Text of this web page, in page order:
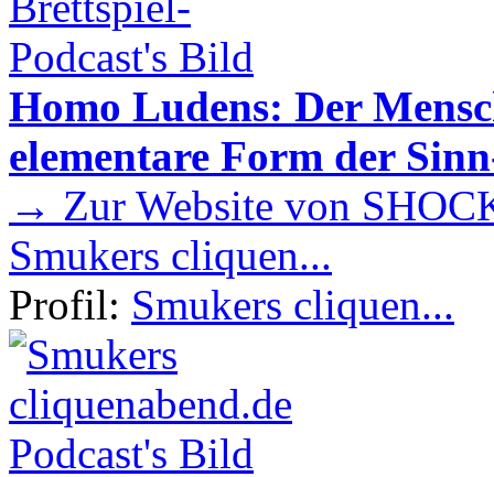
Homo Ludens: Der
elementare Form der
→ Zur Website von
Smukers cliquen...
Profil: Smukers cliquen...